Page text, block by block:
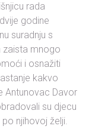
rada
godine
suradnju s
zaista mnogo
i osnažiti
kakvo
Antunovac Davor
su djecu
njihovoj želji.